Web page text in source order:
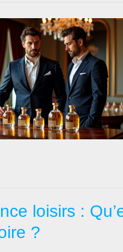
loisirs :
?